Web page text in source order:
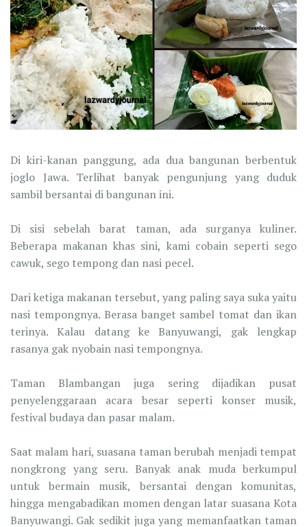
Di kiri-kanan panggung, ada dua bangunan berbentuk
joglo Jawa. Terlihat banyak pengunjung yang duduk
sambil bersantai di bangunan ini.
Di sisi sebelah barat taman, ada surganya kuliner.
Beberapa makanan khas sini, kami cobain seperti sego
cawuk, sego tempong dan nasi pecel.
Dari ketiga makanan tersebut, yang paling saya suka yaitu
nasi tempongnya. Berasa banget sambel tomat dan ikan
terinya. Kalau datang ke Banyuwangi, gak lengkap
rasanya gak nyobain nasi tempongnya.
Taman Blambangan juga sering dijadikan pusat
penyelenggaraan acara besar seperti konser musik,
festival budaya dan pasar malam.
Saat malam hari, suasana taman berubah menjadi tempat
nongkrong yang seru. Banyak anak muda berkumpul
untuk bermain musik, bersantai dengan komunitas,
hingga mengabadikan momen dengan latar suasana Kota
Banyuwangi. Gak sedikit juga yang memanfaatkan taman